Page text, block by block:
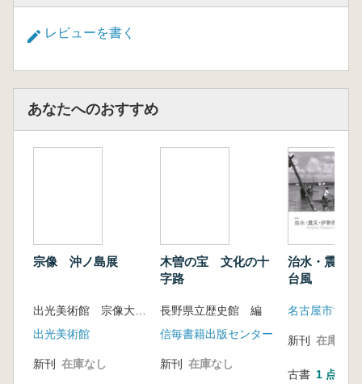
レビューを書く
あなたへのおすすめ
宗像 沖ノ島展
出光美術館
新刊 在庫なし
木曽の宝 文化の十
字路
長野県立歴史館 編
信毎書籍出版センター
新刊 在庫なし
治水・震災
台風
名古屋市博物
新刊 在庫なし
古書 1 点